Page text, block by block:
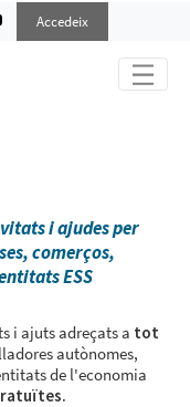
Accedeix
i ajudes per
comerços,
ESS
i ajuts adreçats a tot
autònomes,
de l'economia